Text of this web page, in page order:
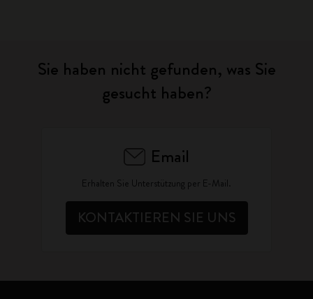
Sie haben nicht gefunden, was Sie
gesucht haben?
Email
Erhalten Sie Unterstützung per E-Mail.
KONTAKTIEREN SIE UNS